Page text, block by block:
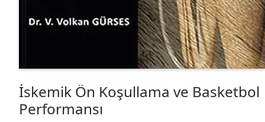
İskemik Ön Koşullama ve Basketbol
Performansı